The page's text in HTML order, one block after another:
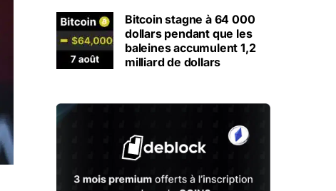
Bitcoin stagne à 64 000
dollars pendant que les
baleines accumulent 1,2
milliard de dollars